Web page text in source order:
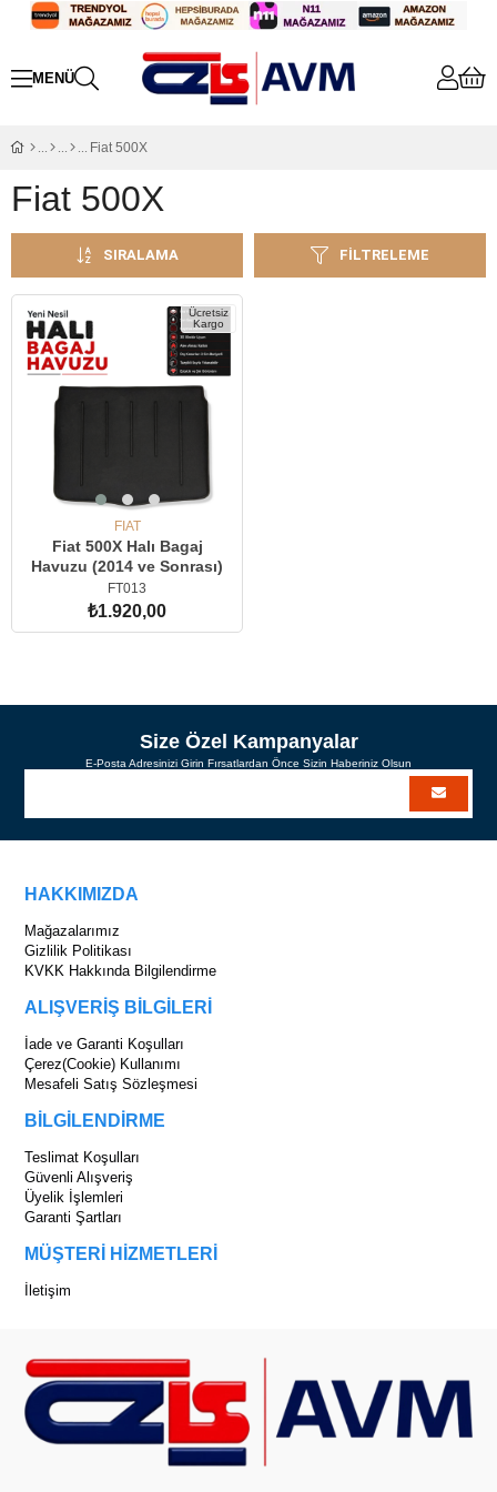
Fiat 500X
Fiat 500X
FILTRELEME
SIRALAMA
Ücretsiz
Kargo
FIAT
Fiat 500X Halı Bagaj
Havuzu (2014 ve Sonrası)
FT013
₺1.920,00
Size Özel Kampanyalar
E-Posta Adresinizi Girin Fırsatlardan Önce Sizin Haberiniz Olsun
HAKKIMIZDA
Mağazalarımız
Gizlilik Politikası
KVKK Hakkında Bilgilendirme
ALIŞVERİŞ BİLGİLERİ
İade ve Garanti Koşulları
Çerez(Cookie) Kullanımı
Mesafeli Satış Sözleşmesi
BİLGİLENDİRME
Teslimat Koşulları
Güvenli Alışveriş
Üyelik İşlemleri
Garanti Şartları
MÜŞTERİ HİZMETLERİ
İletişim